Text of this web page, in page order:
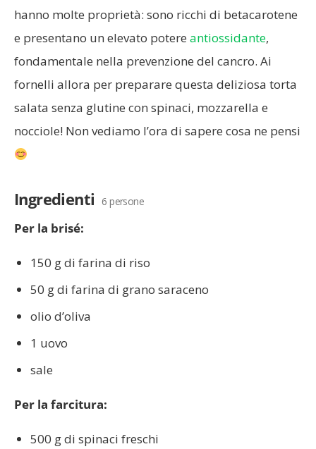
hanno molte proprietà: sono ricchi di betacarotene
e presentano un elevato potere antiossidante,
fondamentale nella prevenzione del cancro. Ai
fornelli allora per preparare questa deliziosa torta
salata senza glutine con spinaci, mozzarella e
nocciole! Non vediamo l’ora di sapere cosa ne pensi
Ingredienti 6 persone
Per la brisé:
150 g di farina di riso
50 g di farina di grano saraceno
olio d’oliva
1 uovo
sale
Per la farcitura:
500 g di spinaci freschi